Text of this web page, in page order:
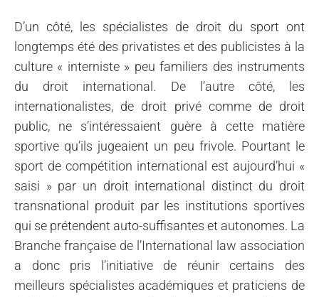
D’un côté, les spécialistes de droit du sport ont
longtemps été des privatistes et des publicistes à la
culture « interniste » peu familiers des instruments
du droit international. De l’autre côté, les
internationalistes, de droit privé comme de droit
public, ne s’intéressaient guère à cette matière
sportive qu’ils jugeaient un peu frivole. Pourtant le
sport de compétition international est aujourd’hui «
saisi » par un droit international distinct du droit
transnational produit par les institutions sportives
qui se prétendent auto-suffisantes et autonomes. La
Branche française de l’International law association
a donc pris l’initiative de réunir certains des
meilleurs spécialistes académiques et praticiens de